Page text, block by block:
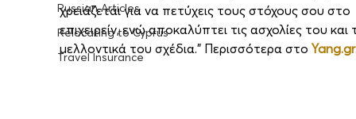
Russian Articles
Relocating to Cyprus
Travel Insurance
χρειάζεται για να πετύχεις τους στόχους σου στο
επιχειρείν, ενώ αποκαλύπτει τις ασχολίες του και
μελλοντικά του σχέδια.” Περισσότερα στο Yang.gr